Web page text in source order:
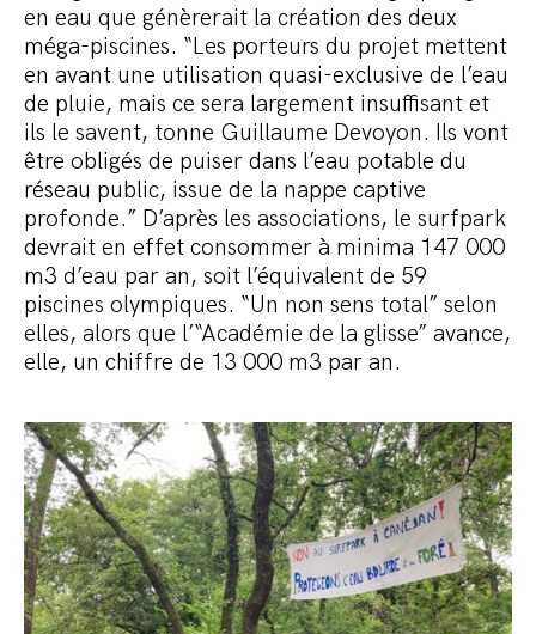
en eau que génèrerait la création des deux
méga-piscines. “Les porteurs du projet mettent
en avant une utilisation quasi-exclusive de l’eau
de pluie, mais ce sera largement insuffisant et
ils le savent, tonne Guillaume Devoyon. Ils vont
être obligés de puiser dans l’eau potable du
réseau public, issue de la nappe captive
profonde.” D’après les associations, le surfpark
devrait en effet consommer à minima 147 000
m3 d’eau par an, soit l’équivalent de 59
piscines olympiques. “Un non sens total” selon
elles, alors que l’“Académie de la glisse” avance,
elle, un chiffre de 13 000 m3 par an.